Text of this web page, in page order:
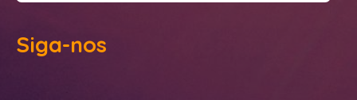
Siga-nos